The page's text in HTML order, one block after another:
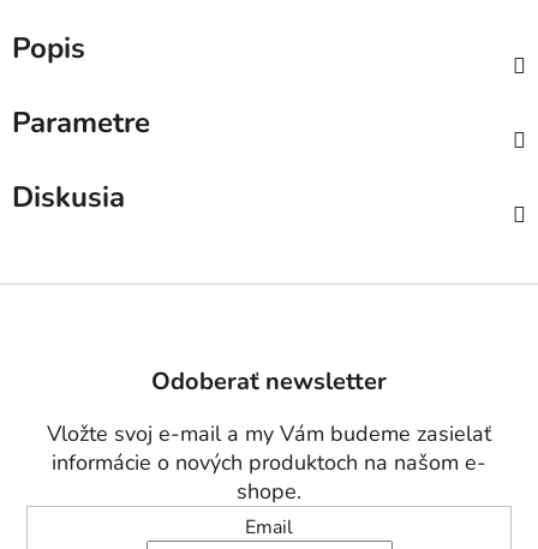
Popis
Parametre
Diskusia
Odoberať newsletter
Vložte svoj e-mail a my Vám budeme zasielať
informácie o nových produktoch na našom e-
shope.
Email